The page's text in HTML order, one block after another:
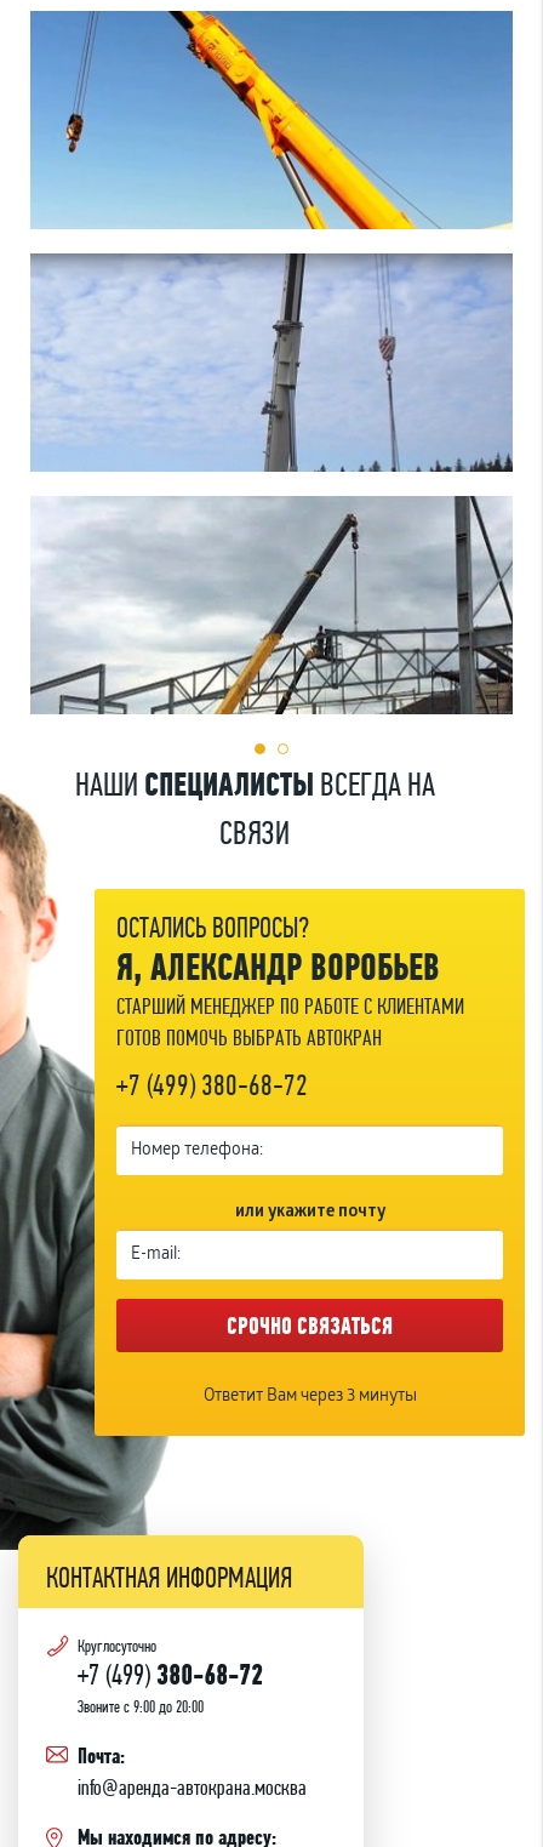
НАШИ СПЕЦИАЛИСТЫ ВСЕГДА НА
СВЯЗИ
ОСТАЛИСЬ ВОПРОСЫ?
Я, АЛЕКСАНДР ВОРОБЬЕВ
СТАРШИЙ МЕНЕДЖЕР ПО РАБОТЕ С КЛИЕНТАМИ
ГОТОВ ПОМОЧЬ ВЫБРАТЬ АВТОКРАН
+7 (499) 380-68-72
или укажите почту
СРОЧНО СВЯЗАТЬСЯ
Ответит Вам через 3 минуты
КОНТАКТНАЯ ИНФОРМАЦИЯ
Круглосуточно
+7 (499) 380-68-72
Звоните с 9:00 до 20:00
Почта:
info@аренда-автокрана.москва
Мы находимся по адресу: